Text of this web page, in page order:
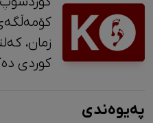
کوردی
پەیوەندی